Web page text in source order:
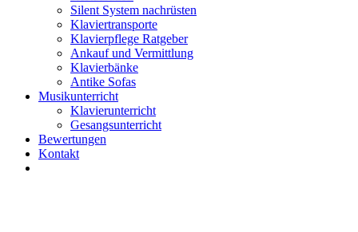
Silent System nachrüsten
Klaviertransporte
Klavierpflege Ratgeber
Ankauf und Vermittlung
Klavierbänke
Antike Sofas
Musikunterricht
Klavierunterricht
Gesangsunterricht
Bewertungen
Kontakt